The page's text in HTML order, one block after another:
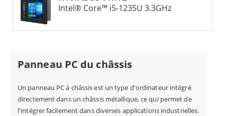
Intel® Core™ i5-1235U 3.3GHz
Panneau PC du châssis
Un panneau PC à châssis est un type d'ordinateur intégré
directement dans un châssis métallique, ce qui permet de
l'intégrer facilement dans diverses applications industrielles.